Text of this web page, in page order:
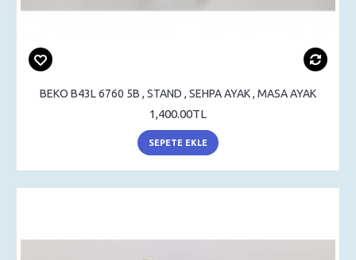
BEKO B43L 6760 5B , STAND , SEHPA AYAK , MASA AYAK
1,400.00TL
SEPETE EKLE